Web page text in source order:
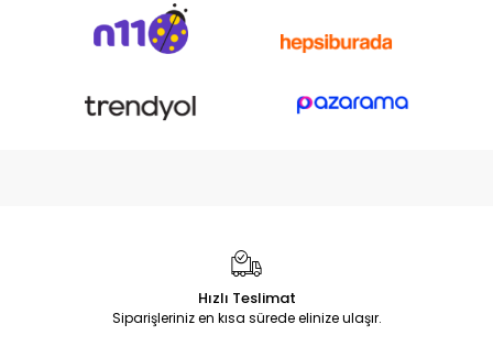
Hızlı Teslimat
Siparişleriniz en kısa sürede elinize ulaşır.